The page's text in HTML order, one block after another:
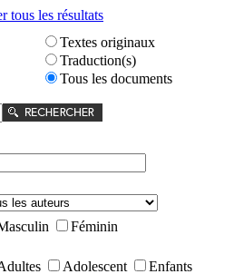
tous les résultats
Textes originaux
Traduction(s)
Tous les documents
Féminin
Adolescent
Enfants